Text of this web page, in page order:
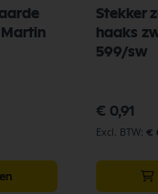
Stekker
haaks
599/sw
€ 0,91
€